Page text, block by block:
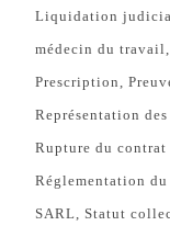
Liquidation
médecin du travail
Prescription
Représentation
Rupture du
Réglementation
SARL Statut